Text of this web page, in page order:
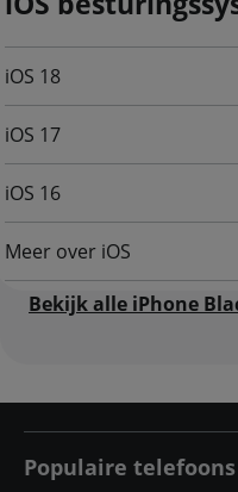
iOS 18
iOS 17
iOS 16
Meer over iOS
Bekijk alle iPhone
Populaire telefoons